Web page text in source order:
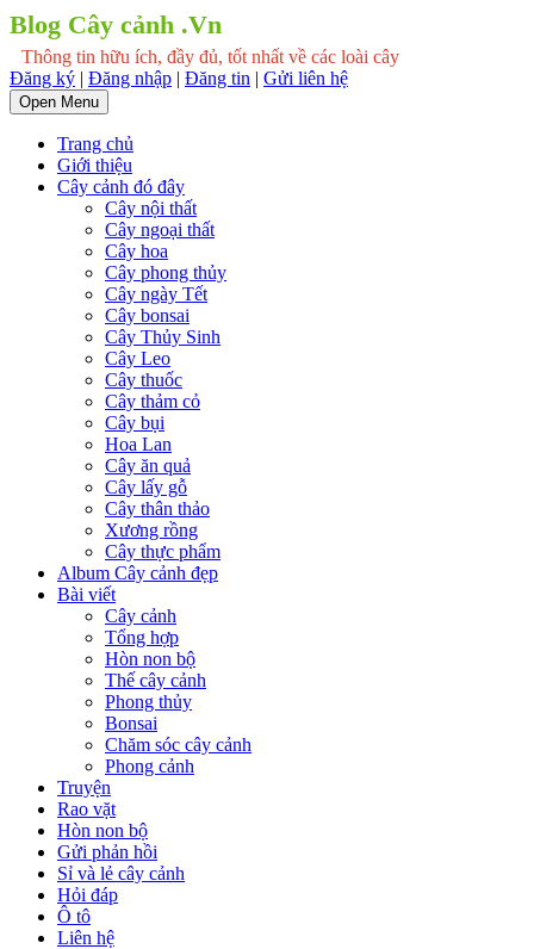
Blog Cây cảnh .Vn
Thông tin hữu ích, đầy đủ, tốt nhất về các loài cây
Đăng ký | Đăng nhập | Đăng tin | Gửi liên hệ
Open Menu
Trang chủ
Giới thiệu
Cây cảnh đó đây
Cây nội thất
Cây ngoại thất
Cây hoa
Cây phong thủy
Cây ngày Tết
Cây bonsai
Cây Thủy Sinh
Cây Leo
Cây thuốc
Cây thảm cỏ
Cây bụi
Hoa Lan
Cây ăn quả
Cây lấy gỗ
Cây thân thảo
Xương rồng
Cây thực phẩm
Album Cây cảnh đẹp
Bài viết
Cây cảnh
Tổng hợp
Hòn non bộ
Thế cây cảnh
Phong thủy
Bonsai
Chăm sóc cây cảnh
Phong cảnh
Truyện
Rao vặt
Hòn non bộ
Gửi phản hồi
Sỉ và lẻ cây cảnh
Hỏi đáp
Ô tô
Liên hệ